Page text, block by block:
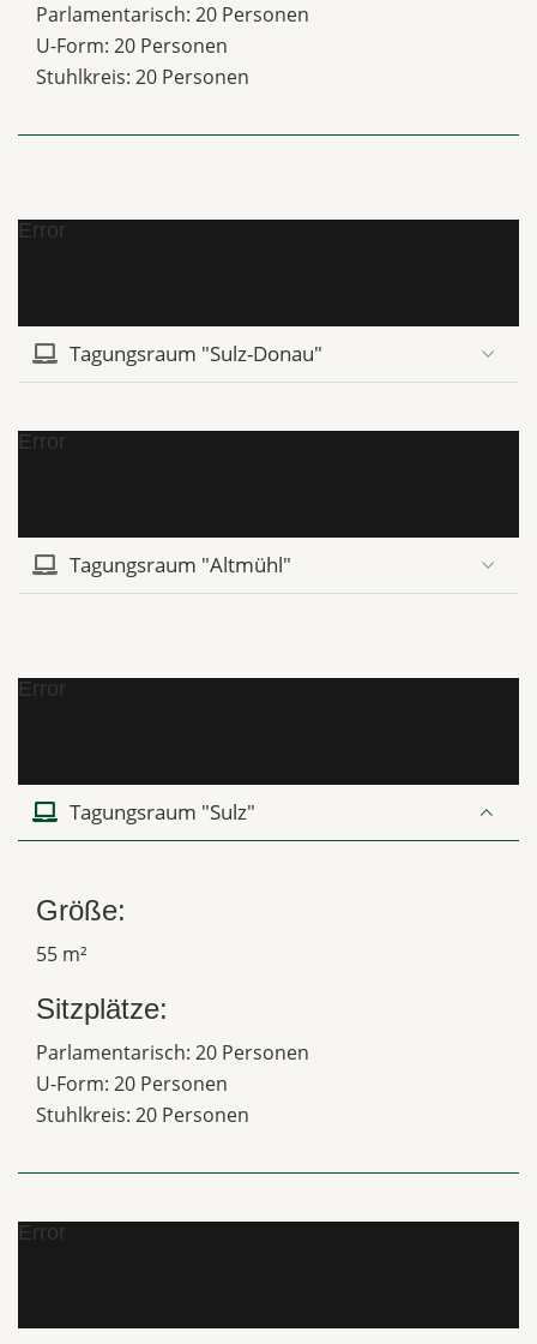
Parlamentarisch: 20 Personen
U-Form: 20 Personen
Stuhlkreis: 20 Personen
Error
Tagungsraum "Sulz-Donau"
Error
Tagungsraum "Altmühl"
Error
Tagungsraum "Sulz"
Größe:
55 m²
Sitzplätze:
Parlamentarisch: 20 Personen
U-Form: 20 Personen
Stuhlkreis: 20 Personen
Error